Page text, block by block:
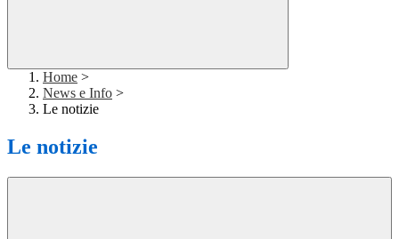
Home >
News e Info >
Le notizie
Le notizie